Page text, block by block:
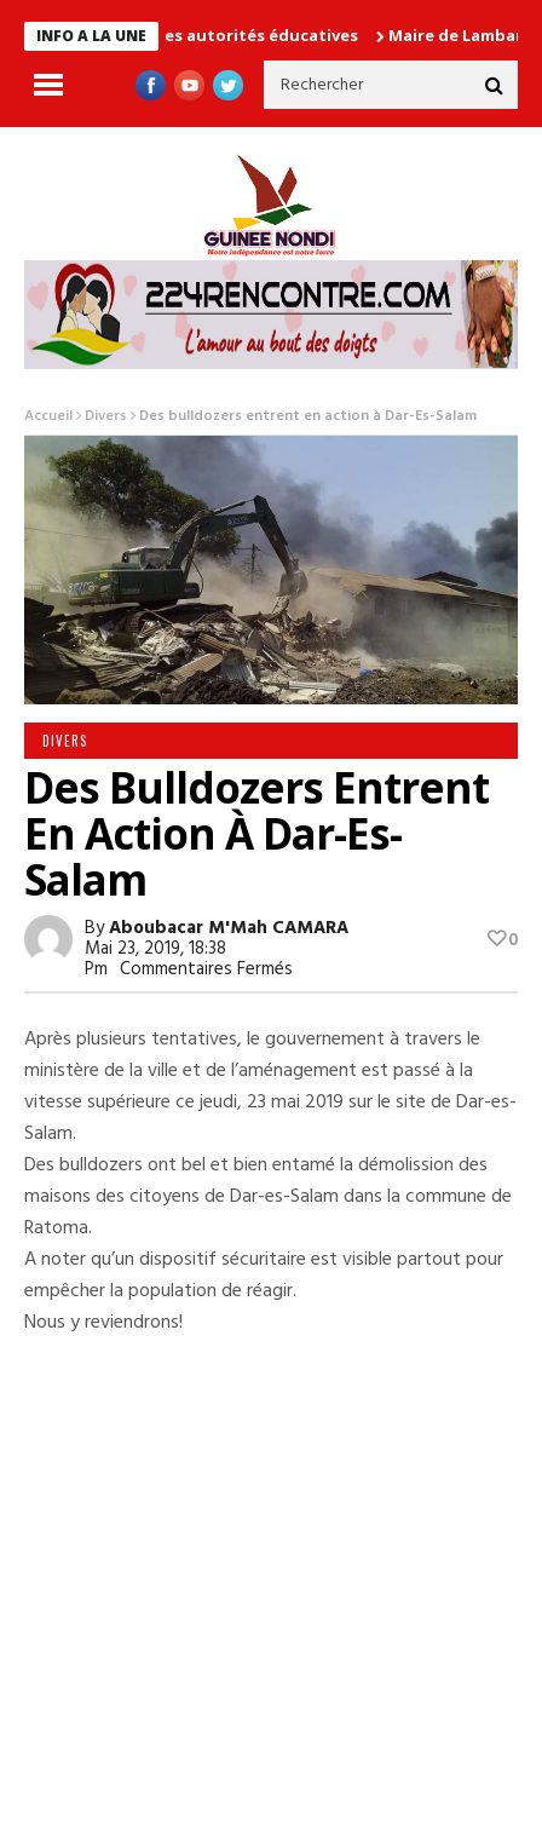
INFO A LA UNE
cause les autorités éducatives Maire de Lambanyi : Baba
Accueil Divers Des bulldozers entrent en action à Dar-Es-Salam
DIVERS
Des Bulldozers Entrent
En Action À Dar-Es-
Salam
ByAboubacar M'Mah CAMARA
Mai 23, 2019, 18:38
Pm Commentaires Fermés
Des
En
Action
À
Dar-
0
Après plusieurs tentatives, le gouvernement à travers le
ministère de la ville et de l’aménagement est passé à la
vitesse supérieure ce jeudi, 23 mai 2019 sur le site de Dar-es-
Salam.
Des bulldozers ont bel et bien entamé la démolission des
maisons des citoyens de Dar-es-Salam dans la commune de
Ratoma.
A noter qu’un dispositif sécuritaire est visible partout pour
empêcher la population de réagir.
Nous y reviendrons!